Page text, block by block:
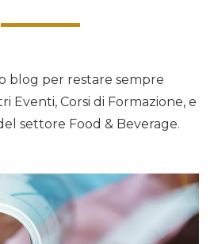
blog per restare sempre
Eventi, Corsi di Formazione, e
settore Food & Beverage.